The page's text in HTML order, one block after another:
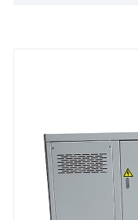
wyładowania
wyspecjalizowane
chłodnicami
standardowe
dostępne do